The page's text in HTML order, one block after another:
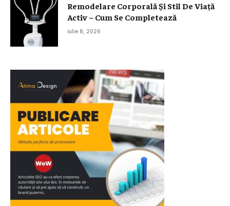
Remodelare Corporală Și Stil De Viață
Activ – Cum Se Completează
iulie 8, 2026